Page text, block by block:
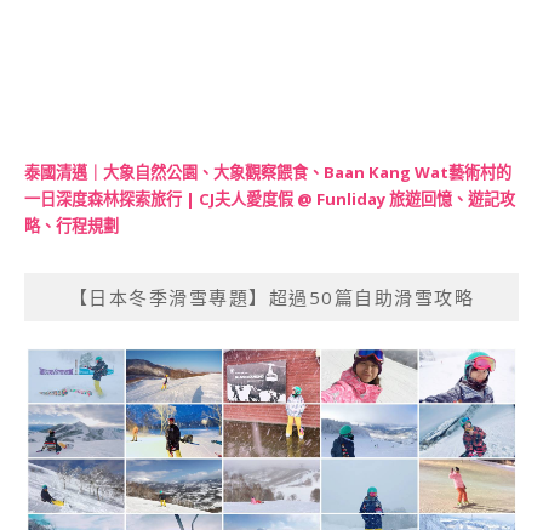
泰國清邁｜大象自然公園、大象觀察餵食、Baan Kang Wat藝術村的
一日深度森林探索旅行 | CJ夫人愛度假 @ Funliday 旅遊回憶、遊記攻
略、行程規劃
【日本冬季滑雪專題】超過50篇自助滑雪攻略